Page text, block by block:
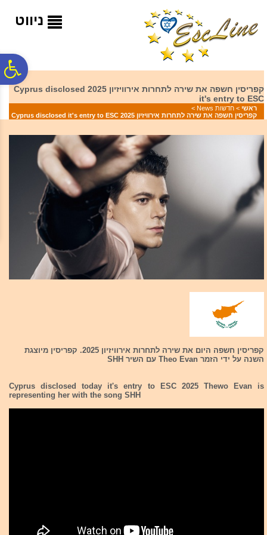
המרכזי
ניווט
קפריסין חשפה את שירה לתחרות אירוויזיון 2025 Cyprus disclosed
it's entry to ESC
ראשי > חדשות News
>
קפריסין חשפה את שירה לתחרות אירוויזיון 2025 Cyprus disclosed it's entry to ESC
קפריסין חשפה היום את שירה לתחרות אירוויזיון 2025. קפריסין מיוצגת
השנה על ידי הזמר Theo Evan עם השיר SHH
Cyprus disclosed today it's entry to ESC 2025 Thewo Evan is
representing her with the song SHH